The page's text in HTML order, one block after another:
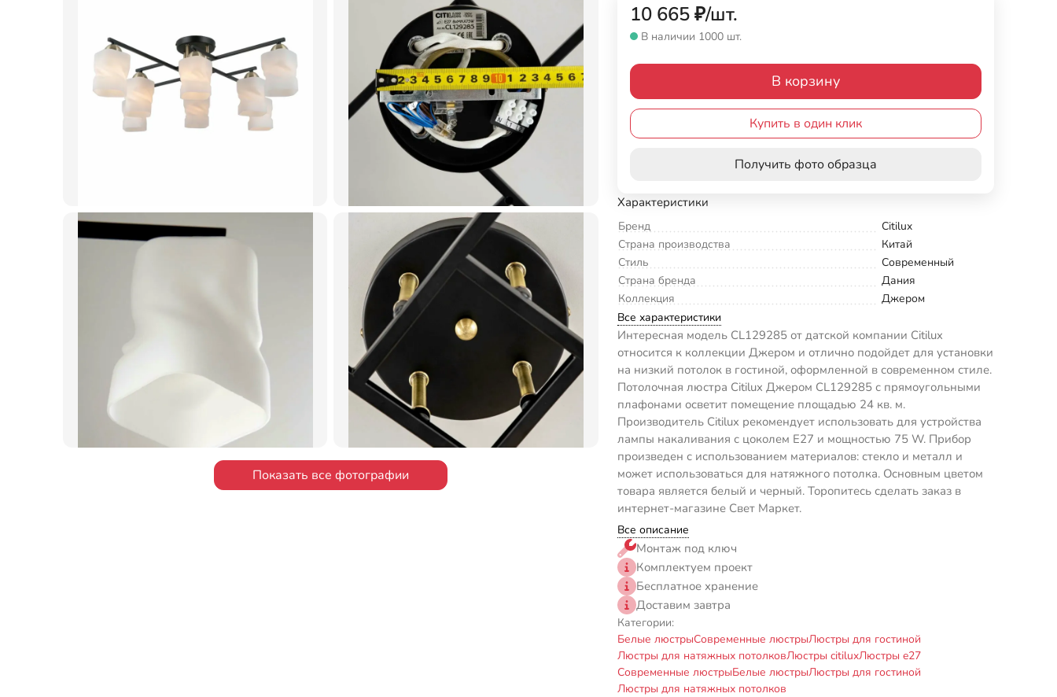
Показать все фотографии
10 665₽/шт.
В наличии 1000 шт.
В корзину
Купить в один клик
Получить фото образца
Характеристики
Бренд
Citilux
Страна производства
Китай
Стиль
Современный
Страна бренда
Дания
Коллекция
Джером
Все характеристики
Интересная модель CL129285 от датской компании Citilux
относится к коллекции Джером и отлично подойдет для установки
на низкий потолок в гостиной, оформленной в современном стиле.
Потолочная люстра Citilux Джером CL129285 с прямоугольными
плафонами осветит помещение площадью 24 кв. м.
Производитель Citilux рекомендует использовать для устройства
лампы накаливания с цоколем E27 и мощностью 75 W. Прибор
произведен с использованием материалов: стекло и металл и
может использоваться для натяжного потолка. Основным цветом
товара является белый и черный. Торопитесь сделать заказ в
интернет-магазине Свет Маркет.
Все описание
Монтаж под ключ
Комплектуем проект
Бесплатное хранение
Доставим завтра
Категории:
Белые люстрыСовременные люстрыЛюстры для гостиной
Люстры для натяжных потолковЛюстры citiluxЛюстры e27
Современные люстрыБелые люстрыЛюстры для гостиной
Люстры для натяжных потолков